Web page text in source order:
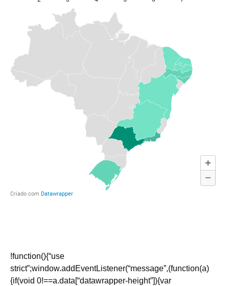
!function(){“use
strict”;window.addEventListener(“message”,(function(a)
{if(void 0!==a.data[“datawrapper-height”]){var